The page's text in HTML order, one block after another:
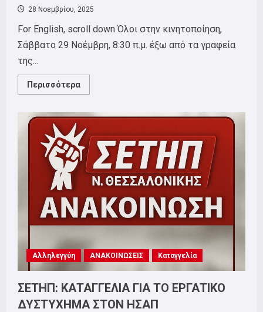
28 Νοεμβρίου, 2025
For English, scroll down Όλοι στην κινητοποίηση,
Σάββατο 29 Νοέμβρη, 8:30 π.μ. έξω από τα γραφεία
της...
Περισσότερα
more
ΣΤΙΣ
ΚΑΝΕΝΑΣ
ΕΡΓΑΖΟΜΕΝΟΣ
ΣΤΗΝ
ΑΝΕΡΓΙΑ!
ΝΑ
ΑΝΑΚΛΗΘΕΙ
ΤΟΥ
ΣΥΝΑΔΕΛΦΟΥ!
REINSTATE
OUR
BACK
TO
WORK!
Αλληλεγγύη ΑΝΑΚΟΙΝΩΣΕΙΣ Καταγγελία
ΣΕΤΗΠ: ΚΑΤΑΓΓΕΛΙΑ ΓΙΑ ΤΟ ΕΡΓΑΤΙΚΟ
ΔΥΣΤΥΧΗΜΑ ΣΤΟΝ ΗΣΑΠ